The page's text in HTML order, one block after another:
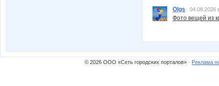
Olgs
04.08.2026
Фото вещей из
© 2026 ООО «Сеть городских порталов» · Реклама